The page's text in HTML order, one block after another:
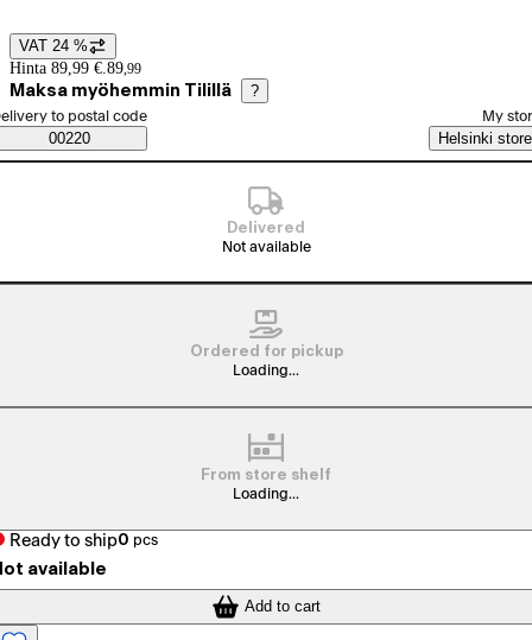
Price details
VAT 24 %
Hinta 89,99 €. 89,99
Maksa myöhemmin Tilillä ?
Saatavuustiedot
order method
to postal code
00220
My
Helsinki store
Delivered
Not available
Ordered for pickup
Loading...
From store shelf
Loading...
Ready to ship0 pcs
available
Add to cart